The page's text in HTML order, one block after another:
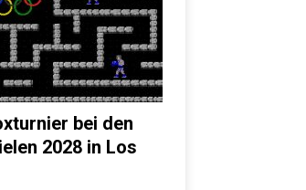
bei den
2028 in Los